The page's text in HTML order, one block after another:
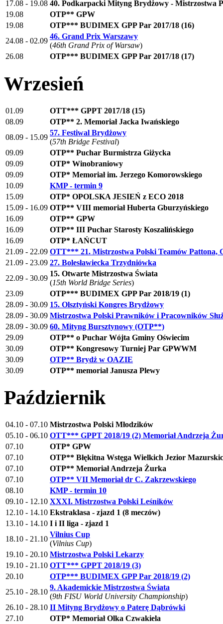
17.08 - 19.08 40. Podkarpacki Mityng Brydżowy - Mistrzostwa
19.08
OTP** GPW
19.08
OTP*** BUDIMEX GPP Par 2017/18 (16)
24.08 - 02.09
46. Grand Prix Warszawy
(46th Grand Prix of Warsaw)
26.08
OTP*** BUDIMEX GPP Par 2017/18 (17)
Wrzesień
01.09
OTT*** GPPT 2017/18 (15)
08.09
OTP** 2. Memoriał Jacka Iwańskiego
08.09 - 15.09
57. Festiwal Brydżowy
(57th Bridge Festival)
09.09
OTP** Puchar Burmistrza Giżycka
09.09
OTP* Winobraniowy
09.09
OTP* Memoriał im. Jerzego Komorowskiego
10.09
KMP - termin 9
15.09
OTP* OPOLSKA JESIEŃ z ECO 2018
15.09 - 16.09 OTP** VIII memoriał Huberta Gburzyńskiego
16.09
OTP** GPW
16.09
OTP** III Puchar Starosty Koszalińskiego
16.09
OTP* ŁAŃCUT
21.09 - 22.09 OTT*** 21. Mistrzostwa Polski Teamów Pattona,
21.09 - 23.09 27. Bolesławiecka Trzydniówka
22.09 - 30.09
15. Otwarte Mistrzostwa Świata
(15th World Bridge Series)
23.09
OTP*** BUDIMEX GPP Par 2018/19 (1)
28.09 - 30.09 15. Olsztyński Kongres Brydżowy
28.09 - 30.09 Mistrzostwa Polski Prawników i Pracowników
28.09 - 30.09 60. Mityng Bursztynowy (OTP**)
29.09
OTP** o Puchar Wójta Gminy Oświecim
30.09
OTP** Kongresowy Turniej Par GPWWM
30.09
OTP** Brydż w OAZIE
30.09
OTP** memoriał Janusza Plewy
Październik
04.10 - 07.10 Mistrzostwa Polski Młodzików
05.10 - 06.10 OTT*** GPPT 2018/19 (2) Memoriał Andrzeja
07.10
OTP* GPW
07.10
OTP** Błękitna Wstęga Wielkich Jezior
07.10
OTP** Memoriał Andrzeja Żurka
07.10
OTP** VII Memoriał dr C. Zakrzewskiego
08.10
KMP - termin 10
09.10 - 12.10 XXXI. Mistrzostwa Polski Leśników
12.10 - 14.10 Ekstraklasa - zjazd 1 (8 meczów)
13.10 - 14.10 I i II liga - zjazd 1
18.10 - 21.10
Vilnius Cup
(Vilnius Cup)
19.10 - 20.10 Mistrzostwa Polski Lekarzy
19.10 - 21.10 OTT*** GPPT 2018/19 (3)
20.10
OTP*** BUDIMEX GPP Par 2018/19 (2)
25.10 - 28.10
9. Akademickie Mistrzostwa Świata
(9th FISU World University Championship)
26.10 - 28.10 II Mityng Brydżowy o Paterę Dąbrówki
27.10
OTP* Memoriał Olka Czwakiela